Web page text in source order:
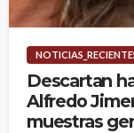
Descartan
Alfredo
muestras